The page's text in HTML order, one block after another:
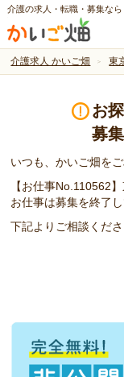
介護の求人・転職・募集なら
介護求人 かいご畑 東
お
募
いつも、かいご畑を
【お仕事No.110562
お仕事は募集を終了し
下記よりご相談くださ